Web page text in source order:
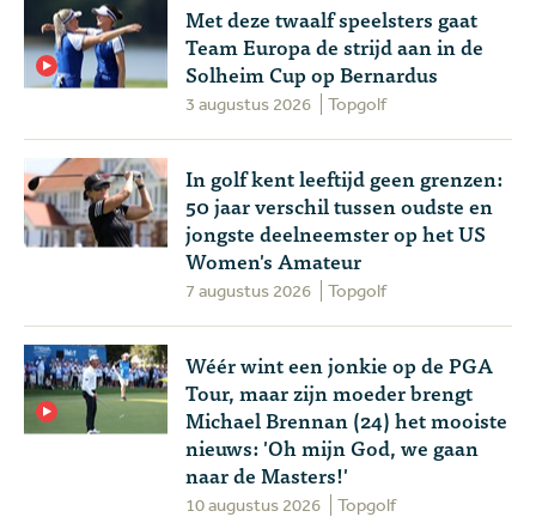
Met deze twaalf speelsters gaat
Team Europa de strijd aan in de
Solheim Cup op Bernardus
3 augustus 2026 Topgolf
In golf kent leeftijd geen grenzen:
50 jaar verschil tussen oudste en
jongste deelneemster op het US
Women's Amateur
7 augustus 2026 Topgolf
Wéér wint een jonkie op de PGA
Tour, maar zijn moeder brengt
Michael Brennan (24) het mooiste
nieuws: 'Oh mijn God, we gaan
naar de Masters!'
10 augustus 2026 Topgolf